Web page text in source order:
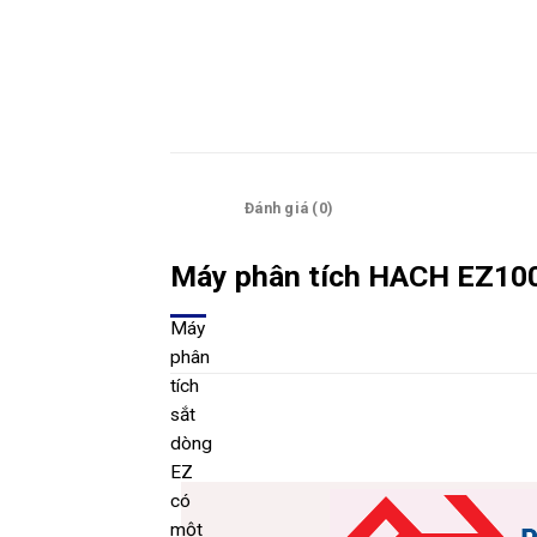
Đánh giá (0)
Máy phân tích HACH
Máy
phân
tích
sắt
dòng
EZ
có
một